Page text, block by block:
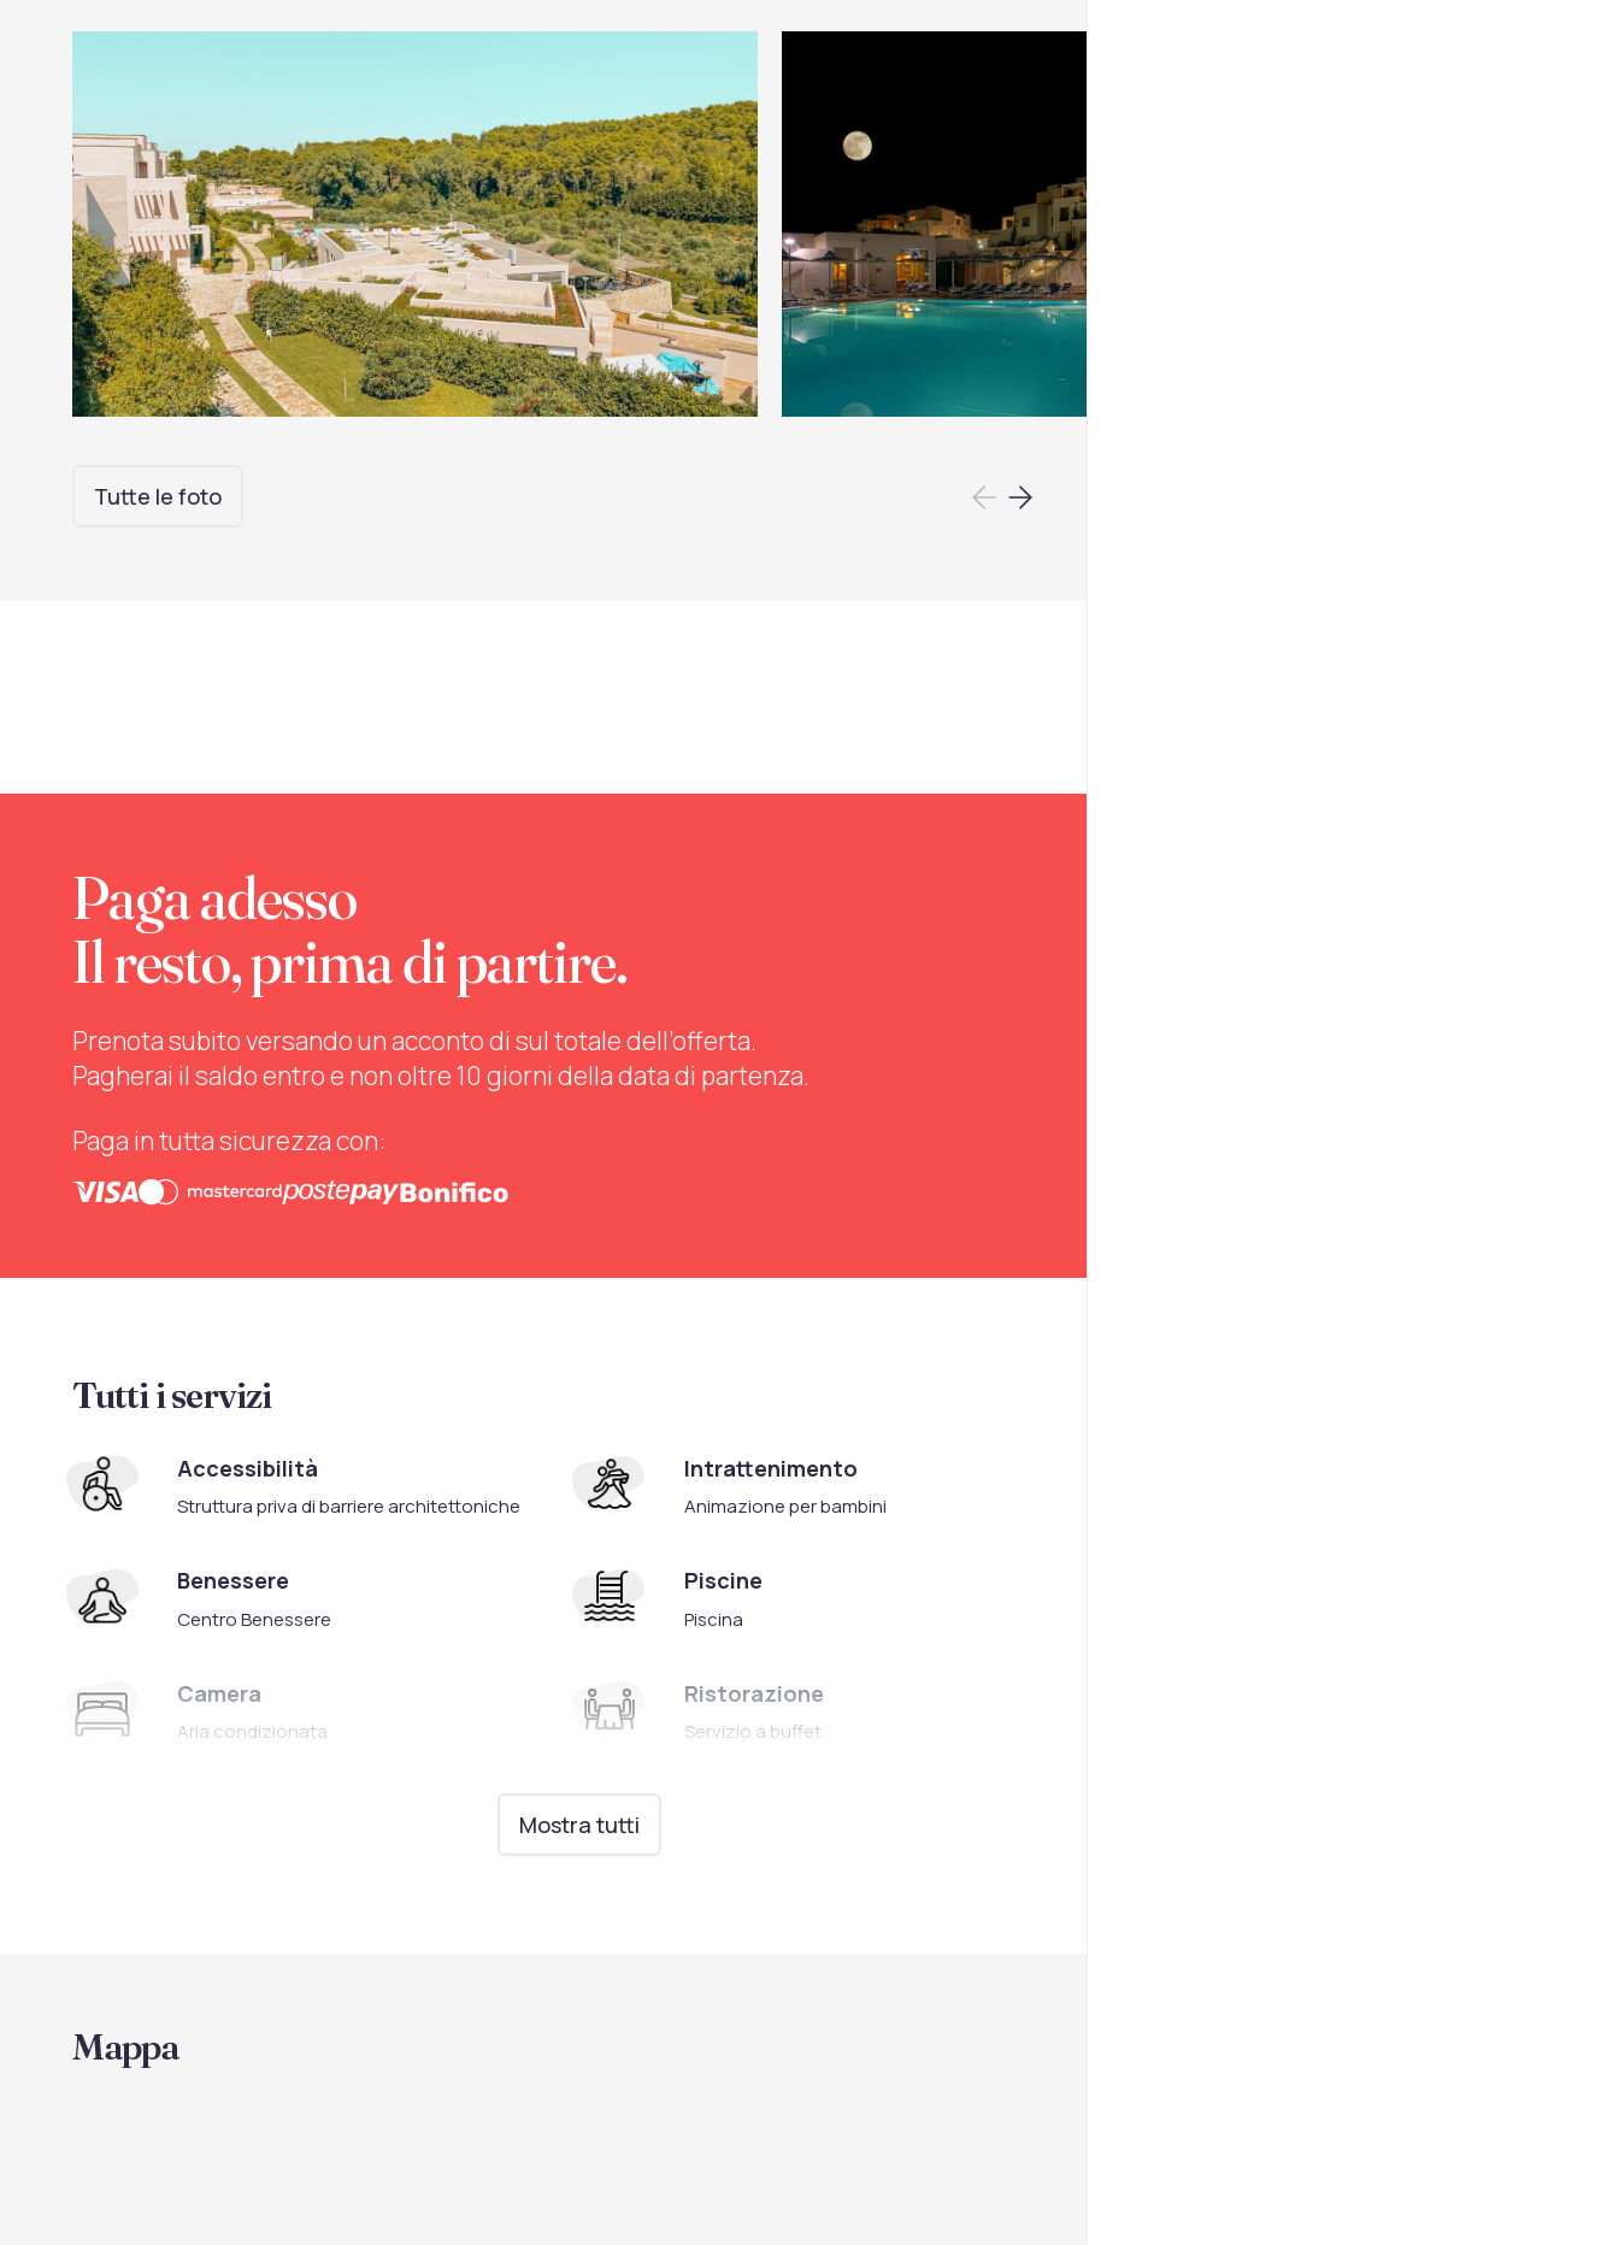
Tutte le foto
Paga adesso
Il resto, prima di partire.
Prenota subito versando un acconto di sul totale dell’offerta.
Pagherai il saldo entro e non oltre 10 giorni della data di partenza.
Paga in tutta sicurezza con:
Tutti i servizi
Accessibilità
Struttura priva di barriere architettoniche
Benessere
Centro Benessere
Camera
Aria condizionata
Intrattenimento
Animazione per bambini
Piscine
Piscina
Ristorazione
Servizio a buffet
Mostra tutti
Mappa